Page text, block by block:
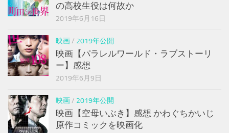
の高校生役は何故か
2019年6月16日
映画/ 2019年公開
映画【パラレルワールド・ラブストーリ
ー】感想
2019年6月9日
映画/ 2019年公開
映画【空母いぶき】感想 かわぐちかいじ
原作コミックを映画化